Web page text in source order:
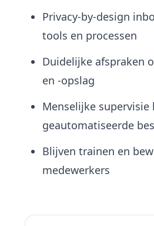
Privacy-by-design
tools en processen
Duidelijke afspraken
en -opslag
Menselijke supervisie
geautomatiseerde
Blijven trainen en
medewerkers